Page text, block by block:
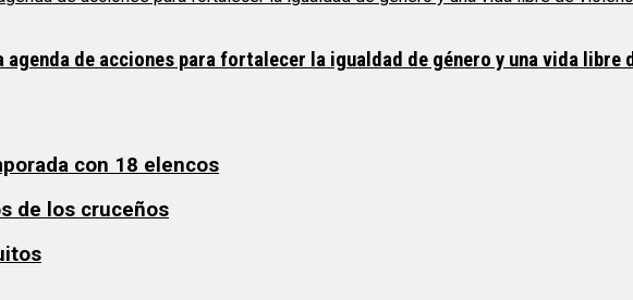
de acciones para fortalecer la igualdad de género y una vida libre
con 18 elencos
de los cruceños